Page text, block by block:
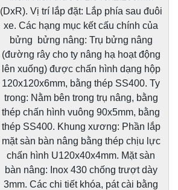
(DxR). Vị trí lắp đặt: Lắp phía sau đuôi
xe. Các hạng mục kết cấu chính của
bửng bửng nâng: Trụ bửng nâng
(đường rây cho ty nâng hạ hoạt động
lên xuống) được chấn hình dạng hộp
120x120x6mm, bằng thép SS400. Ty
trong: Nằm bên trong trụ nâng, bằng
thép chấn hình vuông 90x5mm, bằng
thép SS400. Khung xương: Phần lắp
mặt sàn bàn nâng bằng thép chịu lực
chấn hình U120x40x4mm. Mặt sàn
bàn nâng: Inox 430 chống trượt dày
3mm. Các chi tiết khóa, pát cài bằng